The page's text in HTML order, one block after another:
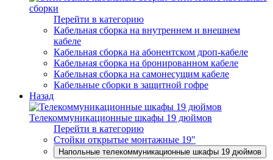
сборки
Перейти в категорию
Кабельная сборка на внутреннем и внешнем
кабеле
Кабельная сборка на абонентском дроп-кабеле
Кабельная сборка на бронированном кабеле
Кабельная сборка на самонесущим кабеле
Кабельные сборки в защитной гофре
Назад
Телекоммуникационные шкафы 19 дюймов
Перейти в категорию
Стойки открытые монтажные 19"
Напольные телекоммуникационные шкафы 19 дюймов